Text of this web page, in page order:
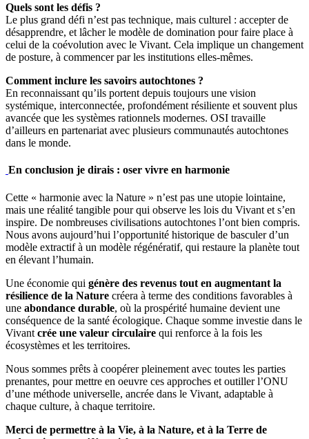
Quels sont les défis ?
Le plus grand défi n’est pas technique, mais culturel : accepter de
désapprendre, et lâcher le modèle de domination pour faire place à
celui de la coévolution avec le Vivant. Cela implique un changement
de posture, à commencer par les institutions elles-mêmes.
Comment inclure les savoirs autochtones ?
En reconnaissant qu’ils portent depuis toujours une vision
systémique, interconnectée, profondément résiliente et souvent plus
avancée que les systèmes rationnels modernes. OSI travaille
d’ailleurs en partenariat avec plusieurs communautés autochtones
dans le monde.
En conclusion je dirais : oser vivre en harmonie
Cette « harmonie avec la Nature » n’est pas une utopie lointaine,
mais une réalité tangible pour qui observe les lois du Vivant et s’en
inspire. De nombreuses civilisations autochtones l’ont bien compris.
Nous avons aujourd’hui l’opportunité historique de basculer d’un
modèle extractif à un modèle régénératif, qui restaure la planète tout
en élevant l’humain.
Une économie qui génère des revenus tout en augmentant la
résilience de la Nature créera à terme des conditions favorables à
une abondance durable, où la prospérité humaine devient une
conséquence de la santé écologique. Chaque somme investie dans le
Vivant crée une valeur circulaire qui renforce à la fois les
écosystèmes et les territoires.
Nous sommes prêts à coopérer pleinement avec toutes les parties
prenantes, pour mettre en oeuvre ces approches et outiller l’ONU
d’une méthode universelle, ancrée dans le Vivant, adaptable à
chaque culture, à chaque territoire.
Merci de permettre à la Vie, à la Nature, et à la Terre de